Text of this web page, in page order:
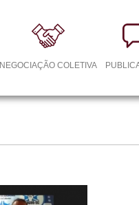
NEGOCIAÇÃO COLETIVA